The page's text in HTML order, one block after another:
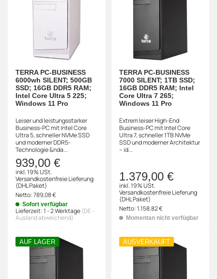
TERRA PC-BUSINESS
6000wh SILENT; 500GB
SSD; 16GB DDR5 RAM;
Intel Core Ultra 5 225;
Windows 11 Pro
Leiser und leistungsstarker
Business-PC mit Intel Core
Ultra 5, schneller NVMe SSD
und moderner DDR5-
Technologie &nda...
939,00 €
inkl. 19% USt.
Versandkostenfreie Lieferung
(DHL Paket)
Netto:789,08 €
Sofort verfügbar
Lieferzeit:1 - 2 Werktage(DE -
Ausland abweichend)
TERRA PC-BUSINESS
7000 SILENT; 1TB SSD;
16GB DDR5 RAM; Intel
Core Ultra 7 265;
Windows 11 Pro
Extrem leiser High-End
Business-PC mit Intel Core
Ultra 7, schneller 1TB NVMe
SSD und moderner Architektur
– id...
1.379,00 €
inkl. 19% USt.
Versandkostenfreie Lieferung
(DHL Paket)
Netto:1.158,82 €
Momentan nicht verfügbar
AUF LAGER AUSVERKAUFT